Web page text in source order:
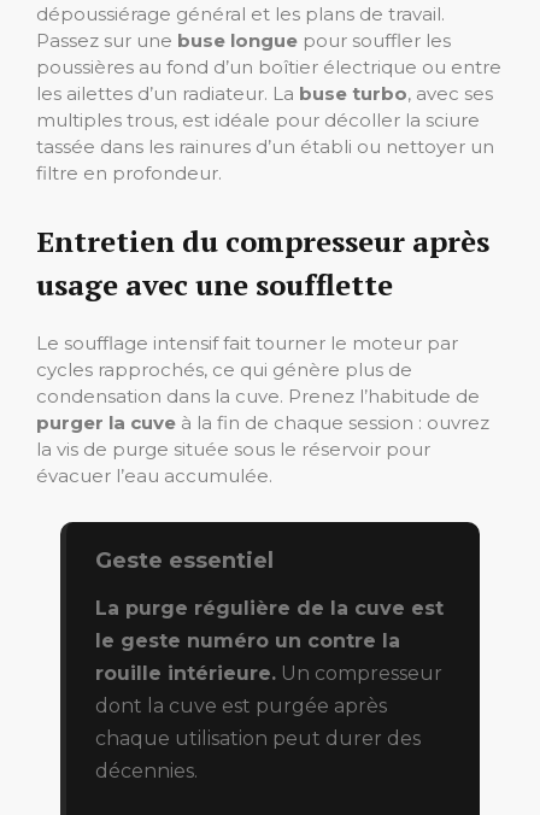
dépoussiérage général et les plans de travail.
Passez sur une buse longue pour souffler les
poussières au fond d’un boîtier électrique ou entre
les ailettes d’un radiateur. La buse turbo, avec ses
multiples trous, est idéale pour décoller la sciure
tassée dans les rainures d’un établi ou nettoyer un
filtre en profondeur.
Entretien du compresseur après
usage avec une soufflette
Le soufflage intensif fait tourner le moteur par
cycles rapprochés, ce qui génère plus de
condensation dans la cuve. Prenez l’habitude de
purger la cuve à la fin de chaque session : ouvrez
la vis de purge située sous le réservoir pour
évacuer l’eau accumulée.
Geste essentiel
La purge régulière de la cuve est
le geste numéro un contre la
rouille intérieure. Un compresseur
dont la cuve est purgée après
chaque utilisation peut durer des
décennies.